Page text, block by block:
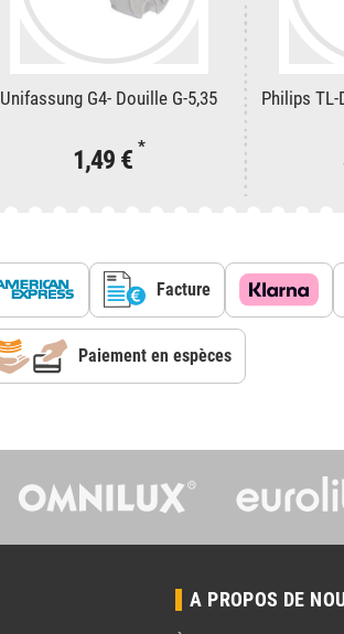
Unifassung G4- Douille G-5,35
1,49 € *
Philips TL-
Facture
Paiement en espèces
A PROPOS DE